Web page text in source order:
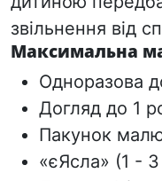
звільнення від
Максимальна
Одноразова
Догляд до 1
Пакунок
«єЯсла» (1 -